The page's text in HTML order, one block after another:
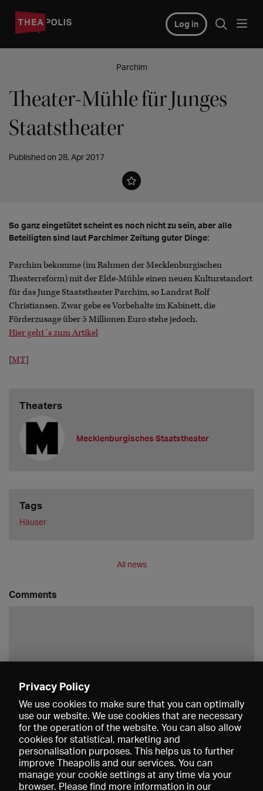
Log in
Parchim
Theater-Mühle für Junges
Staatstheater
Published on 28. Apr 2017
So ganz eingetütet scheint es noch nicht zu sein, aber alle
Beteiligten sind laut Parchimer Zeitung guter Dinge:
Parchim bekomme (im Rahmen der Mecklenburgischen
Theaterreform) mit der Elde-Mühle einen neuen Kulturstandort
für das Junge Staatstheater Parchim, so Landrat Rolf
Christiansen. Zwar gebe es Vorbehalte im Kabinett, die
Förderzusage über 5 Millionen Euro stehe jedoch.
Hier geht´s zum Artikel
[MT]
Theaters
Mecklenburgisches Staatstheater
Tags
Häuser
All news
Comments
Privacy Policy
We use cookies to make sure that you can optimally
use our website. We use cookies that are necessary
for the operation of the website. You can also allow
cookies for statistical, marketing and
personalisation purposes. This helps us to further
improve Theapolis and our services. You can
manage your cookie settings at any time via your
browser. Please find more information in our